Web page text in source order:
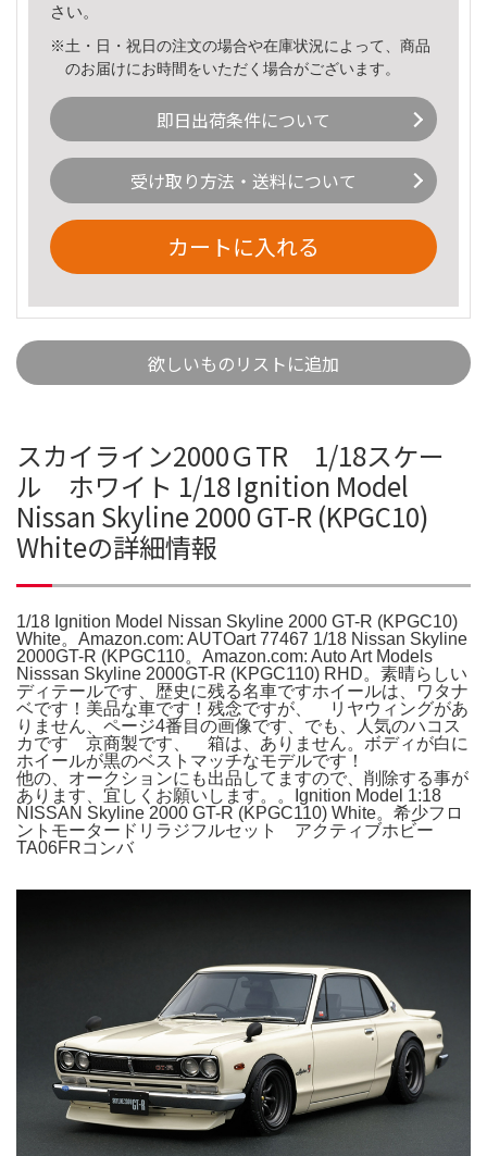
さい。
※土・日・祝日の注文の場合や在庫状況によって、商品
のお届けにお時間をいただく場合がございます。
即日出荷条件について
受け取り方法・送料について
カートに入れる
欲しいものリストに追加
スカイライン2000ＧTR 1/18スケー
ル ホワイト 1/18 Ignition Model
Nissan Skyline 2000 GT-R (KPGC10)
Whiteの詳細情報
1/18 Ignition Model Nissan Skyline 2000 GT-R (KPGC10)
White。Amazon.com: AUTOart 77467 1/18 Nissan Skyline
2000GT-R (KPGC110。Amazon.com: Auto Art Models
Nisssan Skyline 2000GT-R (KPGC110) RHD。素晴らしい
ディテールです、歴史に残る名車ですホイールは、ワタナ
ベです！美品な車です！残念ですが、 リヤウィングがあ
りません、ページ4番目の画像です、でも、人気のハコス
カです 京商製です、 箱は、ありません。ボディが白に
ホイールが黒のベストマッチなモデルです！
他の、オークションにも出品してますので、削除する事が
あります、宜しくお願いします。。Ignition Model 1:18
NISSAN Skyline 2000 GT-R (KPGC110) White。希少フロ
ントモータードリラジフルセット アクティブホビー
TA06FRコンバ